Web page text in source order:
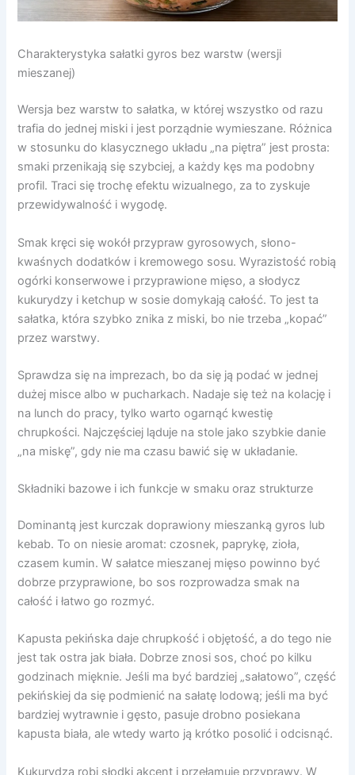
Charakterystyka sałatki gyros bez warstw (wersji
mieszanej)
Wersja bez warstw to sałatka, w której wszystko od razu
trafia do jednej miski i jest porządnie wymieszane. Różnica
w stosunku do klasycznego układu „na piętra” jest prosta:
smaki przenikają się szybciej, a każdy kęs ma podobny
profil. Traci się trochę efektu wizualnego, za to zyskuje
przewidywalność i wygodę.
Smak kręci się wokół przypraw gyrosowych, słono-
kwaśnych dodatków i kremowego sosu. Wyrazistość robią
ogórki konserwowe i przyprawione mięso, a słodycz
kukurydzy i ketchup w sosie domykają całość. To jest ta
sałatka, która szybko znika z miski, bo nie trzeba „kopać”
przez warstwy.
Sprawdza się na imprezach, bo da się ją podać w jednej
dużej misce albo w pucharkach. Nadaje się też na kolację i
na lunch do pracy, tylko warto ogarnąć kwestię
chrupkości. Najczęściej ląduje na stole jako szybkie danie
„na miskę”, gdy nie ma czasu bawić się w układanie.
Składniki bazowe i ich funkcje w smaku oraz strukturze
Dominantą jest kurczak doprawiony mieszanką gyros lub
kebab. To on niesie aromat: czosnek, paprykę, zioła,
czasem kumin. W sałatce mieszanej mięso powinno być
dobrze przyprawione, bo sos rozprowadza smak na
całość i łatwo go rozmyć.
Kapusta pekińska daje chrupkość i objętość, a do tego nie
jest tak ostra jak biała. Dobrze znosi sos, choć po kilku
godzinach mięknie. Jeśli ma być bardziej „sałatowo”, część
pekińskiej da się podmienić na sałatę lodową; jeśli ma być
bardziej wytrawnie i gęsto, pasuje drobno posiekana
kapusta biała, ale wtedy warto ją krótko posolić i odcisnąć.
Kukurydza robi słodki akcent i przełamuje przyprawy. W